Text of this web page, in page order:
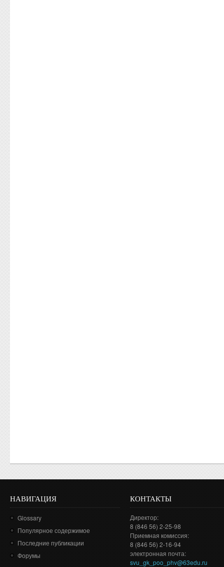
НАВИГАЦИЯ
Glossary
Популярное содержимое
Последние публикации
Форумы
КОНТАКТЫ
Директор:
8 (846 56) 2-25-98
Приемная комиссия:
8 (846 56) 2-16-94
электронная почта:
svu_gk_poo_phv@63edu.ru